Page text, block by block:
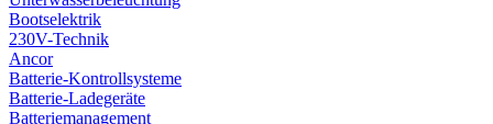
Bootselektrik
230V-Technik
Ancor
Batterie-Kontrollsysteme
Batterie-Ladegeräte
Batteriemanagement